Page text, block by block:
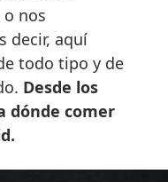
nos
decir, aquí
todo tipo y de
Desde los
dónde comer